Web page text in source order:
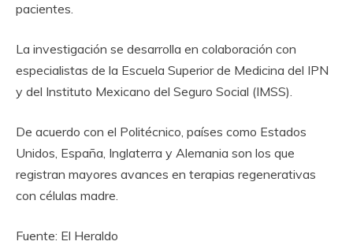
pacientes.
La investigación se desarrolla en colaboración con
especialistas de la Escuela Superior de Medicina del IPN
y del Instituto Mexicano del Seguro Social (IMSS).
De acuerdo con el Politécnico, países como Estados
Unidos, España, Inglaterra y Alemania son los que
registran mayores avances en terapias regenerativas
con células madre.
Fuente: El Heraldo